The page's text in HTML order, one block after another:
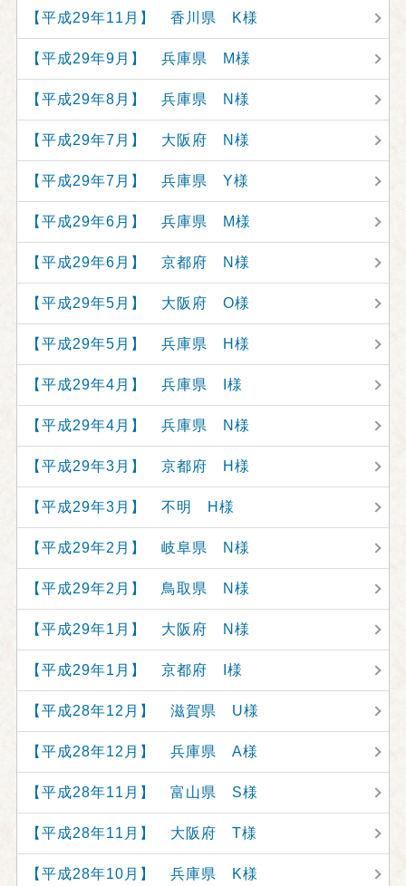
【平成29年11月】 香川県 K様
【平成29年9月】 兵庫県 M様
【平成29年8月】 兵庫県 N様
【平成29年7月】 大阪府 N様
【平成29年7月】 兵庫県 Y様
【平成29年6月】 兵庫県 M様
【平成29年6月】 京都府 N様
【平成29年5月】 大阪府 O様
【平成29年5月】 兵庫県 H様
【平成29年4月】 兵庫県 I様
【平成29年4月】 兵庫県 N様
【平成29年3月】 京都府 H様
【平成29年3月】 不明 H様
【平成29年2月】 岐阜県 N様
【平成29年2月】 鳥取県 N様
【平成29年1月】 大阪府 N様
【平成29年1月】 京都府 I様
【平成28年12月】 滋賀県 U様
【平成28年12月】 兵庫県 A様
【平成28年11月】 富山県 S様
【平成28年11月】 大阪府 T様
【平成28年10月】 兵庫県 K様